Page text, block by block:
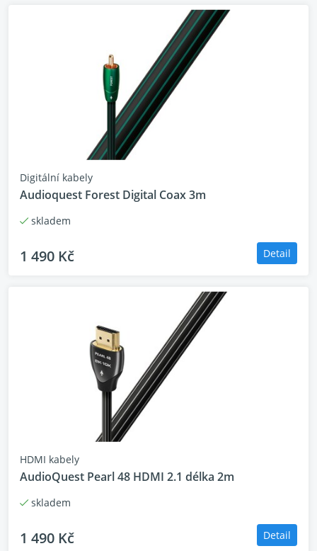
plněnou vzduchem, protože vzduch neabsorbuje
téměř žádnou energii a polyethylen je nízkoztrátový
a příznivý, co se zkreslení týká. Výsledkem je znatelně
méně zkreslený zvuk, než při použití běžných
Kovová vrstva pro stínění a rozptýlení vnějších
přenášené na uzemnění přístrojů a tak zabrání
ovlivnění zvuku.
navržená pro single zakončení,
poskytuje relativně nižší impedanci pro bohatší,
dynamičtější poslech. Zatímco mnoho single-
zakončených kabelů používá jedinou cestu pro
uzemnění i stínění,
dvojitě-vyvážený
návrh tyto dvě cesty odděluje a dosahuje tak lepších
Za studena svařované, pozlacené RCA koncektory:
toto řešení z rovnice spojení vyřazuje pájku, která
bývá často zdrojem zkreslení. Protože jsou těla
konektorů lisovaná, ne obráběná, lze pro výrobu
vybrat kov s malými sklony ke zkreslení signálu,
Digitální kabely
Audioquest Forest Digital Coax 3m
skladem
1 490 Kč Detail
HDMI kabely
AudioQuest Pearl 48 HDMI 2.1 délka 2m
skladem
1 490 Kč Detail